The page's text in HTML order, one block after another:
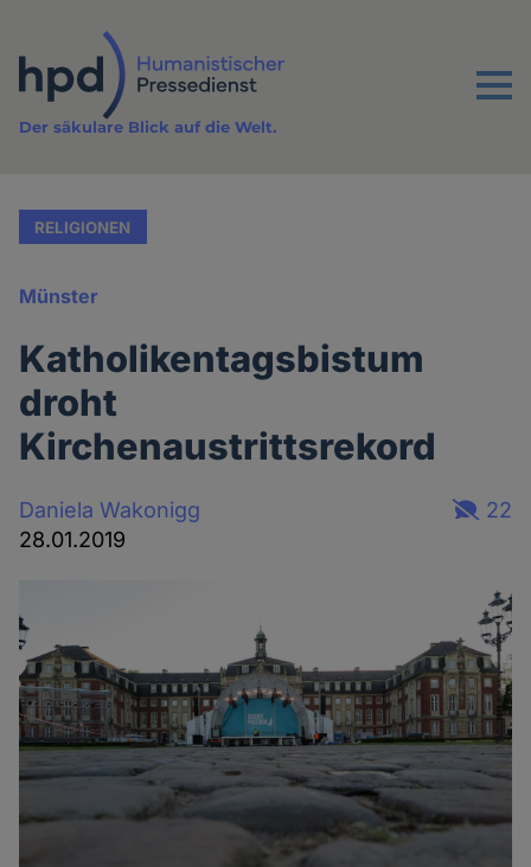
Inhalt
Menu
Der säkulare Blick auf die Welt.
RELIGIONEN
Münster
Katholikentagsbistum
droht
Kirchenaustrittsrekord
Daniela Wakonigg
28.01.2019
22